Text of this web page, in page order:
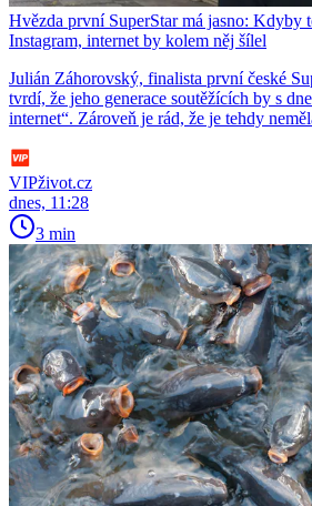
Hvězda první SuperStar má jasno: Kdyby
Instagram, internet by kolem něj šílel
Julián Záhorovský, finalista první české
tvrdí, že jeho generace soutěžících by s
internet“. Zároveň je rád, že je tehdy
VIPživot.cz
dnes, 11:28
3 min